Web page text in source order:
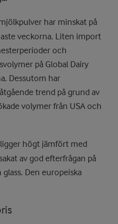
har minskat på
veckorna. Liten import
och
på Global Dairy
Dessutom har
trend på grund av
volymer från USA och
högt jämfört med
av god efterfrågan på
Den europeiska